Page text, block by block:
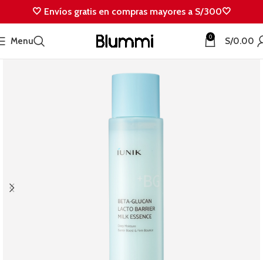
🤍 Envíos gratis en compras mayores a S/300🤍
Menu 0 S/0.00